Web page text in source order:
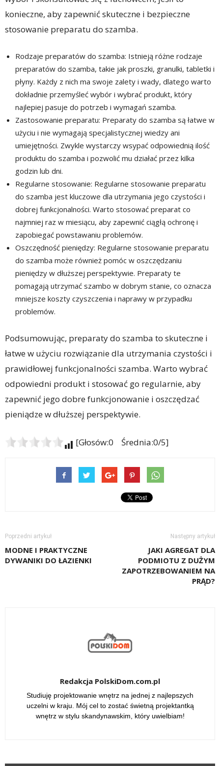
konieczne, aby zapewnić skuteczne i bezpieczne
stosowanie preparatu do szamba.
Rodzaje preparatów do szamba: Istnieją różne rodzaje
preparatów do szamba, takie jak proszki, granulki, tabletki i
płyny. Każdy z nich ma swoje zalety i wady, dlatego warto
dokładnie przemyśleć wybór i wybrać produkt, który
najlepiej pasuje do potrzeb i wymagań szamba.
Zastosowanie preparatu: Preparaty do szamba są łatwe w
użyciu i nie wymagają specjalistycznej wiedzy ani
umiejętności. Zwykle wystarczy wsypać odpowiednią ilość
produktu do szamba i pozwolić mu działać przez kilka
godzin lub dni.
Regularne stosowanie: Regularne stosowanie preparatu
do szamba jest kluczowe dla utrzymania jego czystości i
dobrej funkcjonalności. Warto stosować preparat co
najmniej raz w miesiącu, aby zapewnić ciągłą ochronę i
zapobiegać powstawaniu problemów.
Oszczędność pieniędzy: Regularne stosowanie preparatu
do szamba może również pomóc w oszczędzaniu
pieniędzy w dłuższej perspektywie. Preparaty te
pomagają utrzymać szambo w dobrym stanie, co oznacza
mniejsze koszty czyszczenia i naprawy w przypadku
problemów.
Podsumowując, preparaty do szamba to skuteczne i
łatwe w użyciu rozwiązanie dla utrzymania czystości i
prawidłowej funkcjonalności szamba. Warto wybrać
odpowiedni produkt i stosować go regularnie, aby
zapewnić jego dobre funkcjonowanie i oszczędzać
pieniądze w dłuższej perspektywie.
[Głosów:0 Średnia:0/5]
Poprzedni artykuł
MODNE I PRAKTYCZNE
DYWANIKI DO ŁAZIENKI
Następny artykuł
JAKI AGREGAT DLA
PODMIOTU Z DUŻYM
ZAPOTRZEBOWANIEM NA
PRĄD?
Redakcja PolskiDom.com.pl
Studiuję projektowanie wnętrz na jednej z najlepszych
uczelni w kraju. Mój cel to zostać świetną projektantką
wnętrz w stylu skandynawskim, który uwielbiam!